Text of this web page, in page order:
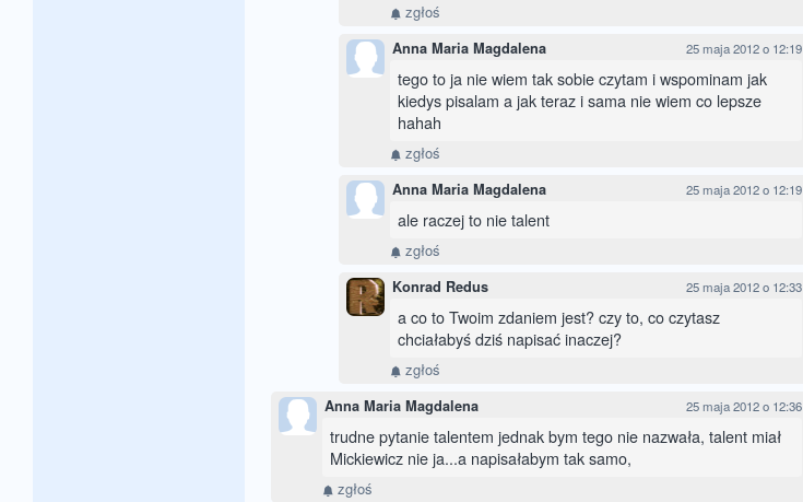
zgłoś
Anna Maria Magdalena 25 maja 2012 o 12:19
tego to ja nie wiem tak sobie czytam i wspominam jak
kiedys pisalam a jak teraz i sama nie wiem co lepsze
hahah
zgłoś
Anna Maria Magdalena 25 maja 2012 o 12:19
ale raczej to nie talent
zgłoś
Konrad Redus 25 maja 2012 o 12:33
a co to Twoim zdaniem jest? czy to, co czytasz
chciałabyś dziś napisać inaczej?
zgłoś
Anna Maria Magdalena 25 maja 2012 o 12:36
trudne pytanie talentem jednak bym tego nie nazwała, talent miał
Mickiewicz nie ja...a napisałabym tak samo,
zgłoś